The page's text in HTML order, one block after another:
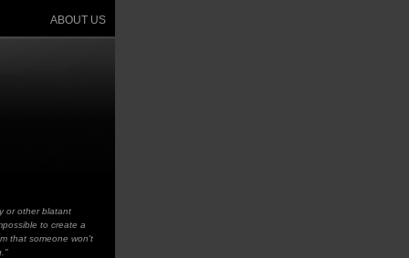
ABOUT US
or other blatant
to create a
that someone won't